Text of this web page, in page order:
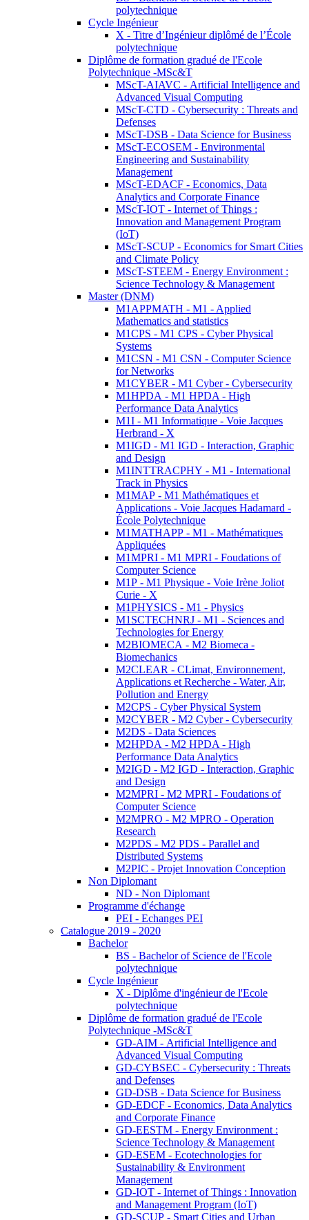
polytechnique
Cycle Ingénieur
X - Titre d’Ingénieur diplômé de l’École
polytechnique
Diplôme de formation gradué de l'Ecole
Polytechnique -MSc&T
MScT-AIAVC - Artificial Intelligence and
Advanced Visual Computing
MScT-CTD - Cybersecurity : Threats and
Defenses
MScT-DSB - Data Science for Business
MScT-ECOSEM - Environmental
Engineering and Sustainability
Management
MScT-EDACF - Economics, Data
Analytics and Corporate Finance
MScT-IOT - Internet of Things :
Innovation and Management Program
(IoT)
MScT-SCUP - Economics for Smart Cities
and Climate Policy
MScT-STEEM - Energy Environment :
Science Technology & Management
Master (DNM)
M1APPMATH - M1 - Applied
Mathematics and statistics
M1CPS - M1 CPS - Cyber Physical
Systems
M1CSN - M1 CSN - Computer Science
for Networks
M1CYBER - M1 Cyber - Cybersecurity
M1HPDA - M1 HPDA - High
Performance Data Analytics
M1I - M1 Informatique - Voie Jacques
Herbrand - X
M1IGD - M1 IGD - Interaction, Graphic
and Design
M1INTTRACPHY - M1 - International
Track in Physics
M1MAP - M1 Mathématiques et
Applications - Voie Jacques Hadamard -
École Polytechnique
M1MATHAPP - M1 - Mathématiques
Appliquées
M1MPRI - M1 MPRI - Foudations of
Computer Science
M1P - M1 Physique - Voie Irène Joliot
Curie - X
M1PHYSICS - M1 - Physics
M1SCTECHNRJ - M1 - Sciences and
Technologies for Energy
M2BIOMECA - M2 Biomeca -
Biomechanics
M2CLEAR - CLimat, Environnement,
Applications et Recherche - Water, Air,
Pollution and Energy
M2CPS - Cyber Physical System
M2CYBER - M2 Cyber - Cybersecurity
M2DS - Data Sciences
M2HPDA - M2 HPDA - High
Performance Data Analytics
M2IGD - M2 IGD - Interaction, Graphic
and Design
M2MPRI - M2 MPRI - Foudations of
Computer Science
M2MPRO - M2 MPRO - Operation
Research
M2PDS - M2 PDS - Parallel and
Distributed Systems
M2PIC - Projet Innovation Conception
Non Diplomant
ND - Non Diplomant
Programme d'échange
PEI - Echanges PEI
Catalogue 2019 - 2020
Bachelor
BS - Bachelor of Science de l'Ecole
polytechnique
Cycle Ingénieur
X - Diplôme d'ingénieur de l'Ecole
polytechnique
Diplôme de formation gradué de l'Ecole
Polytechnique -MSc&T
GD-AIM - Artificial Intelligence and
Advanced Visual Computing
GD-CYBSEC - Cybersecurity : Threats
and Defenses
GD-DSB - Data Science for Business
GD-EDCF - Economics, Data Analytics
and Corporate Finance
GD-EESTM - Energy Environment :
Science Technology & Management
GD-ESEM - Ecotechnologies for
Sustainability & Environment
Management
GD-IOT - Internet of Things : Innovation
and Management Program (IoT)
GD-SCUP - Smart Cities and Urban